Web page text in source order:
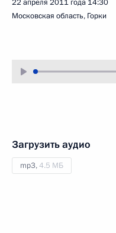
22 апреля 2011 года 14:30
Московская область, Горки
Загрузить аудио
mp3,4.5 МБ